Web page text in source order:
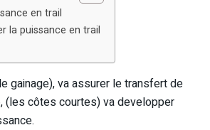
en trail
la puissance en trail
gainage), va assurer le transfert de
(les côtes courtes) va developper